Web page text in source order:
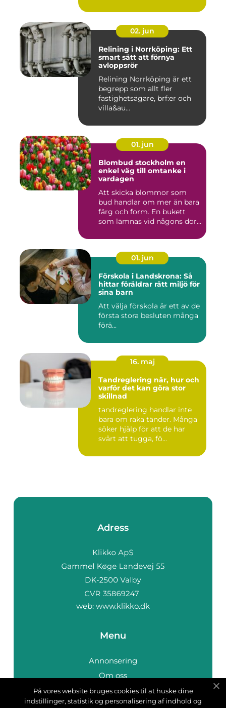
02. jun
Relining i Norrköping: Ett
smart sätt att förnya
avloppsrör
Relining Norrköping är ett
begrepp som allt fler
fastighetsägare, brf:er och
villa&au...
01. jun
Blombud stockholm en
enkel väg till omtanke i
vardagen
Att skicka blommor som
bud handlar om mer än bara
färg och form. En bukett
som lämnas vid någons dör...
01. jun
Förskola i Landskrona: Så
hittar föräldrar rätt miljö för
sina barn
Att välja förskola är ett av de
första stora besluten många
förä...
16. maj
Tandreglering när, hur och
varför det kan göra stor
skillnad
tandreglering handlar inte
bara om raka tänder. Många
söker hjälp för att de har
svårt att tugga, fö...
Adress
web: www.klikko.dk
Menu
Annonsering
Om oss
Cookies
Kontakta oss
På vores website bruges cookies til at huske dine
indstillinger, statistik og personalisering af indhold og